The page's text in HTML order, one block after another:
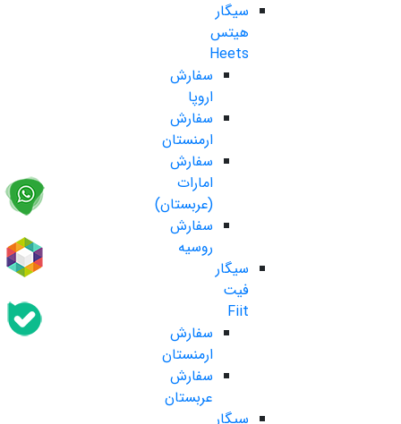
سیگار
هیتس
Heets
سفارش
اروپا
سفارش
ارمنستان
سفارش
امارات
(عربستان)
سفارش
روسیه
سیگار
فیت
Fiit
سفارش
ارمنستان
سفارش
عربستان
سیگار